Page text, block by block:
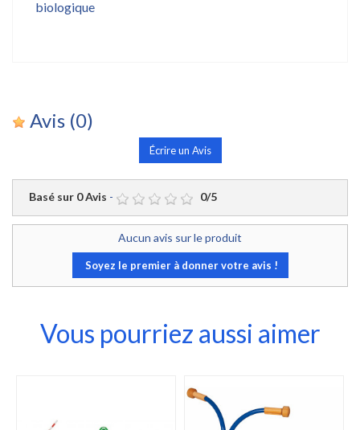
biologique
Avis (0)
Écrire un Avis
Basé sur 0Avis - 0/5
Aucun avis sur le produit
Soyez le premier à donner votre avis !
Vous pourriez aussi aimer